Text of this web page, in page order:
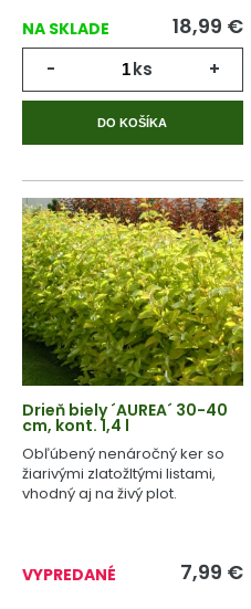
NA SKLADE 18,99 €
- ks +
DO KOŠÍKA
Drieň biely ´AUREA´ 30-40
cm, kont. 1,4 l
Obľúbený nenáročný ker so
žiarivými zlatožltými listami,
vhodný aj na živý plot.
VYPREDANÉ 7,99 €